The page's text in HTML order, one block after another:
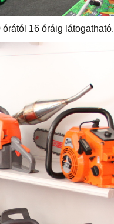
16 óráig látogatható.